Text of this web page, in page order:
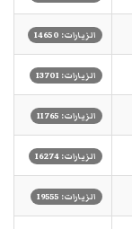
الزيارات: 14650
الزيارات: 13701
الزيارات: 11765
الزيارات: 16274
الزيارات: 19555